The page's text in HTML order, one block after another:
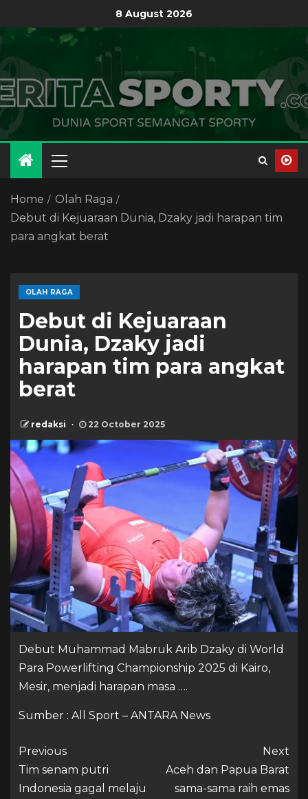
8 August 2026
Home
Olah Raga
Debut di Kejuaraan Dunia, Dzaky jadi harapan tim
para angkat berat
OLAH RAGA
Debut di Kejuaraan
Dunia, Dzaky jadi
harapan tim para angkat
berat
redaksi 22 October 2025
Debut Muhammad Mabruk Arib Dzaky di World
Para Powerlifting Championship 2025 di Kairo,
Mesir, menjadi harapan masa ….
Sumber : All Sport – ANTARA News
Previous
Tim senam putri
Indonesia gagal melaju
Next
Aceh dan Papua Barat
sama-sama raih emas